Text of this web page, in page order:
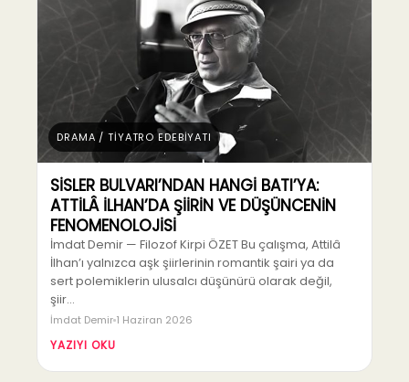
DRAMA / TİYATRO EDEBİYATI
SİSLER BULVARI’NDAN HANGİ BATI’YA:
ATTİLÂ İLHAN’DA ŞİİRİN VE DÜŞÜNCENİN
FENOMENOLOJİSİ
İmdat Demir — Filozof Kirpi ÖZET Bu çalışma, Attilâ
İlhan’ı yalnızca aşk şiirlerinin romantik şairi ya da
sert polemiklerin ulusalcı düşünürü olarak değil,
şiir…
İmdat Demir 1 Haziran 2026
YAZIYI OKU